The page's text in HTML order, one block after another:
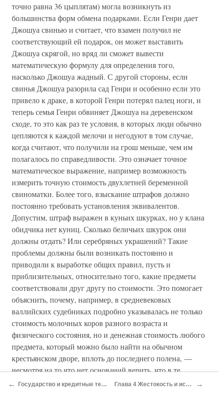
точно равна 36 цыплятам) могла возникнуть из
большинства форм обмена подарками. Если Генри дает
Джошуа свинью и считает, что взамен получил не
соответствующий ей подарок, он может выставить
Джошуа скрягой, но вряд ли сможет вывести
математическую формулу для определения того,
насколько Джошуа жадный. С другой стороны, если
свинья Джошуа разорила сад Генри и особенно если это
привело к драке, в которой Генри потерял палец ноги, и
теперь семья Генри обвиняет Джошуа на деревенском
сходе, то это как раз те условия, в которых люди обычно
цепляются к каждой мелочи и негодуют в том случае,
когда считают, что получили на грош меньше, чем им
полагалось по справедливости. Это означает точное
математическое выражение, например возможность
измерить точную стоимость двухлетней беременной
свиноматки. Более того, взыскание штрафов должно
постоянно требовать установления эквивалентов.
Допустим, штраф выражен в куньих шкурках, но у клана
обидчика нет куниц. Сколько беличьих шкурок они
должны отдать? Или серебряных украшений? Такие
проблемы должны были возникать постоянно и
приводили к выработке общих правил, пусть и
приблизительных, относительно того, какие предметы
соответствовали друг другу по стоимости. Это помогает
объяснить, почему, например, в средневековых
валлийских судебниках подробно указывалась не только
стоимость молочных коров разного возраста и
физического состояния, но и денежная стоимость любого
предмета, который можно было найти на обычном
крестьянском дворе, вплоть до последнего полена, —
несмотря на то что нет оснований верить, что в те
времена большая часть этих вещей продавалась на
← Государство и кредитные теории денег Глава 4 Жестокость и искупление →